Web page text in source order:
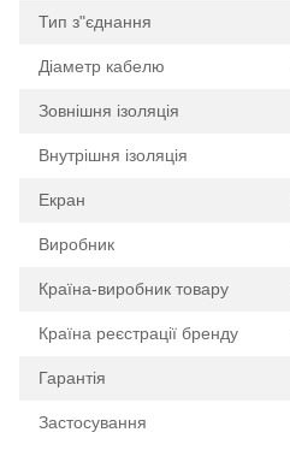
Тип з"єднання
Діаметр кабелю
Зовнішня ізоляція
Внутрішня ізоляція
Екран
Виробник
Країна-виробник товару
Країна реєстрації бренду
Гарантія
Застосування